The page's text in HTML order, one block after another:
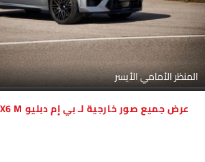
المنظر الأمامي الأيسر
صور خارجية لـ بي إم دبليو X6 M